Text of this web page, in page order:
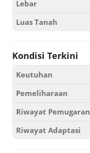
Lebar
Luas Tanah
Kondisi Terkini
Keutuhan
Pemeliharaan
Riwayat Pemugaran
Riwayat Adaptasi